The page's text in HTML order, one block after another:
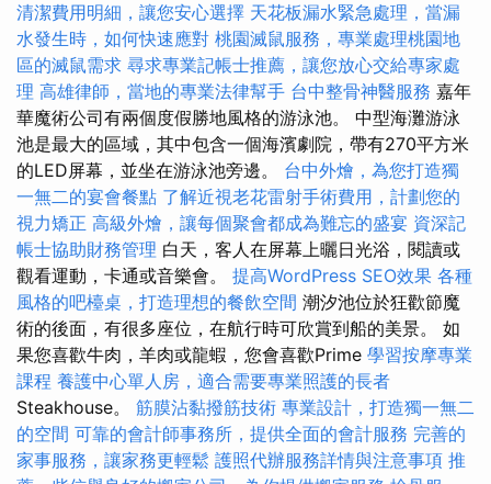
清潔費用明細，讓您安心選擇 天花板漏水緊急處理，當漏
水發生時，如何快速應對 桃園滅鼠服務，專業處理桃園地
區的滅鼠需求 尋求專業記帳士推薦，讓您放心交給專家處
理 高雄律師，當地的專業法律幫手 台中整骨神醫服務 嘉年
華魔術公司有兩個度假勝地風格的游泳池。 中型海灘游泳
池是最大的區域，其中包含一個海濱劇院，帶有270平方米
的LED屏幕，並坐在游泳池旁邊。 台中外燴，為您打造獨
一無二的宴會餐點 了解近視老花雷射手術費用，計劃您的
視力矯正 高級外燴，讓每個聚會都成為難忘的盛宴 資深記
帳士協助財務管理 白天，客人在屏幕上曬日光浴，閱讀或
觀看運動，卡通或音樂會。 提高WordPress SEO效果 各種
風格的吧檯桌，打造理想的餐飲空間 潮汐池位於狂歡節魔
術的後面，有很多座位，在航行時可欣賞到船的美景。 如
果您喜歡牛肉，羊肉或龍蝦，您會喜歡Prime 學習按摩專業
課程 養護中心單人房，適合需要專業照護的長者
Steakhouse。 筋膜沾黏撥筋技術 專業設計，打造獨一無二
的空間 可靠的會計師事務所，提供全面的會計服務 完善的
家事服務，讓家務更輕鬆 護照代辦服務詳情與注意事項 推